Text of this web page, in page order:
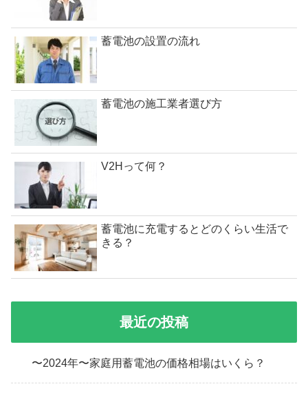
蓄電池の設置の流れ
蓄電池の施工業者選び方
V2Hって何？
蓄電池に充電するとどのくらい生活で
きる？
最近の投稿
〜2024年〜家庭用蓄電池の価格相場はいくら？